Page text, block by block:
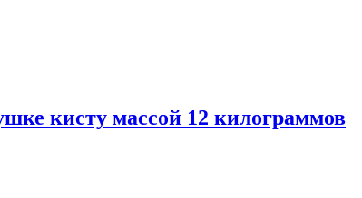
кисту массой 12 килограммов